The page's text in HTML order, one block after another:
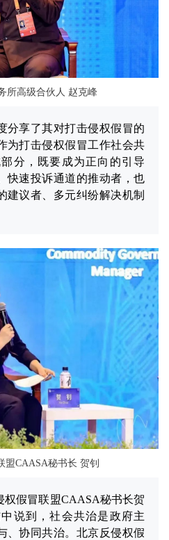
所高级合伙人 赵克峰
分享了其对打击侵权假冒的
为打击侵权假冒工作社会共
分，既要成为正向的引导
快速投诉通道的推动者，也
建议者、多元纠纷解决机制
盟CAASA秘书长 贺钊
权假冒联盟CAASA秘书长贺
说到，社会共治是政府主
、协同共治。北京反侵权假